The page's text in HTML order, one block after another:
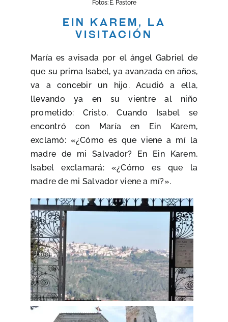
Fotos: E. Pastore
Ein Karem, la
Visitación
María es avisada por el ángel Gabriel de
que su prima Isabel, ya avanzada en años,
va a concebir un hijo. Acudió a ella,
llevando ya en su vientre al niño
prometido: Cristo. Cuando Isabel se
encontró con María en Ein Karem,
exclamó: «¿Cómo es que viene a mí la
madre de mi Salvador? En Ein Karem,
Isabel exclamará: «¿Cómo es que la
madre de mi Salvador viene a mí?».